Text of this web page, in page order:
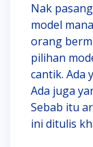
Nak
model
orang
pilihan
cantik. Ada
Ada juga
Sebab itu
ini ditulis